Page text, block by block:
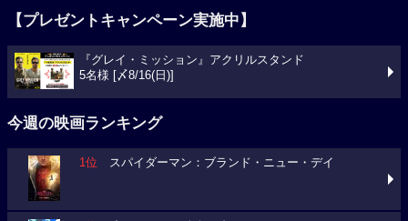
【プレゼントキャンペーン実施中】
『グレイ・ミッション』アクリルスタンド
5名様 [〆8/16(日)]
今週の映画ランキング
1位 スパイダーマン：ブランド・ニュー・デイ